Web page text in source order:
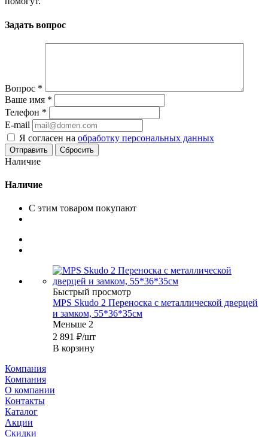
Задать вопрос
Вопрос *
Ваше имя *
Телефон *
E-mail
Я согласен на обработку персональных данных
Сбросить
Наличие
Наличие
С этим товаром покупают
Быстрый просмотр
MPS Skudo 2 Переноска с металлической дверцей
и замком, 55*36*35см
Меньше 2
2 891 ₽/шт
В корзину
Компания
Компания
О компании
Контакты
Каталог
Акции
Скидки